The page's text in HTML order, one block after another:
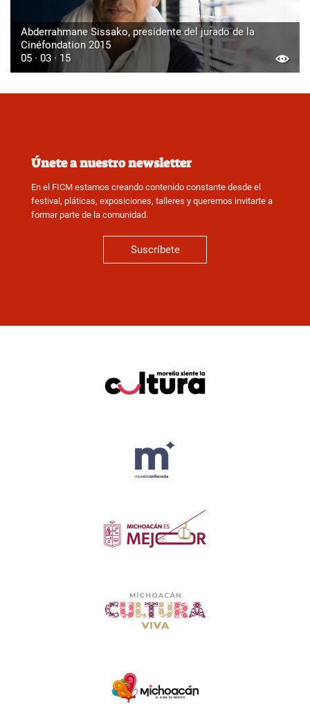
Abderrahmane Sissako, presidente del jurado de la
Cinéfondation 2015
05 · 03 · 15
Únete a nuestro newsletter
En el FICM estamos creando contenido constante desde el
festival, pláticas, exposiciones, talleres y queremos invitarte a
formar parte de la comunidad.
Suscríbete